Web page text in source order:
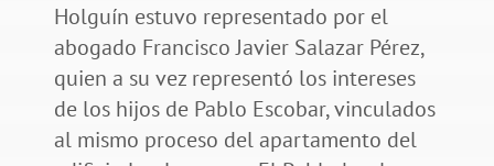
Holguín estuvo representado por el
abogado Francisco Javier Salazar Pérez,
quien a su vez representó los intereses
de los hijos de Pablo Escobar, vinculados
al mismo proceso del apartamento del